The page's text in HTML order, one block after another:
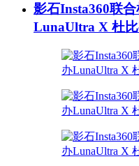
影石Insta360联
LunaUltra X 杜